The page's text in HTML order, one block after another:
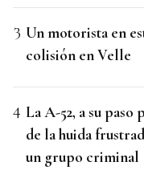
Un motorista en
colisión en Velle
La A-52, a su
de la huida
un grupo criminal